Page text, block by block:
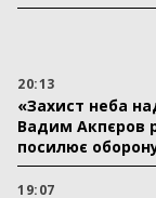
20:13
«Захист неба
Вадим Акпєров
посилює
19:07